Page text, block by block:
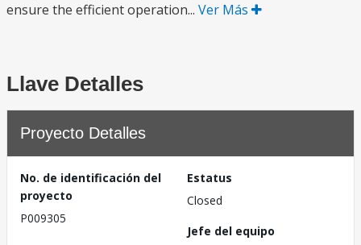
ensure the efficient operation... Ver Más
Llave Detalles
Proyecto Detalles
No. de identificación del
proyecto
P009305
Estatus
Closed
Jefe del equipo